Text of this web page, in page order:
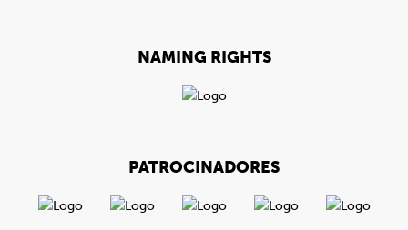
NAMING RIGHTS
PATROCINADORES